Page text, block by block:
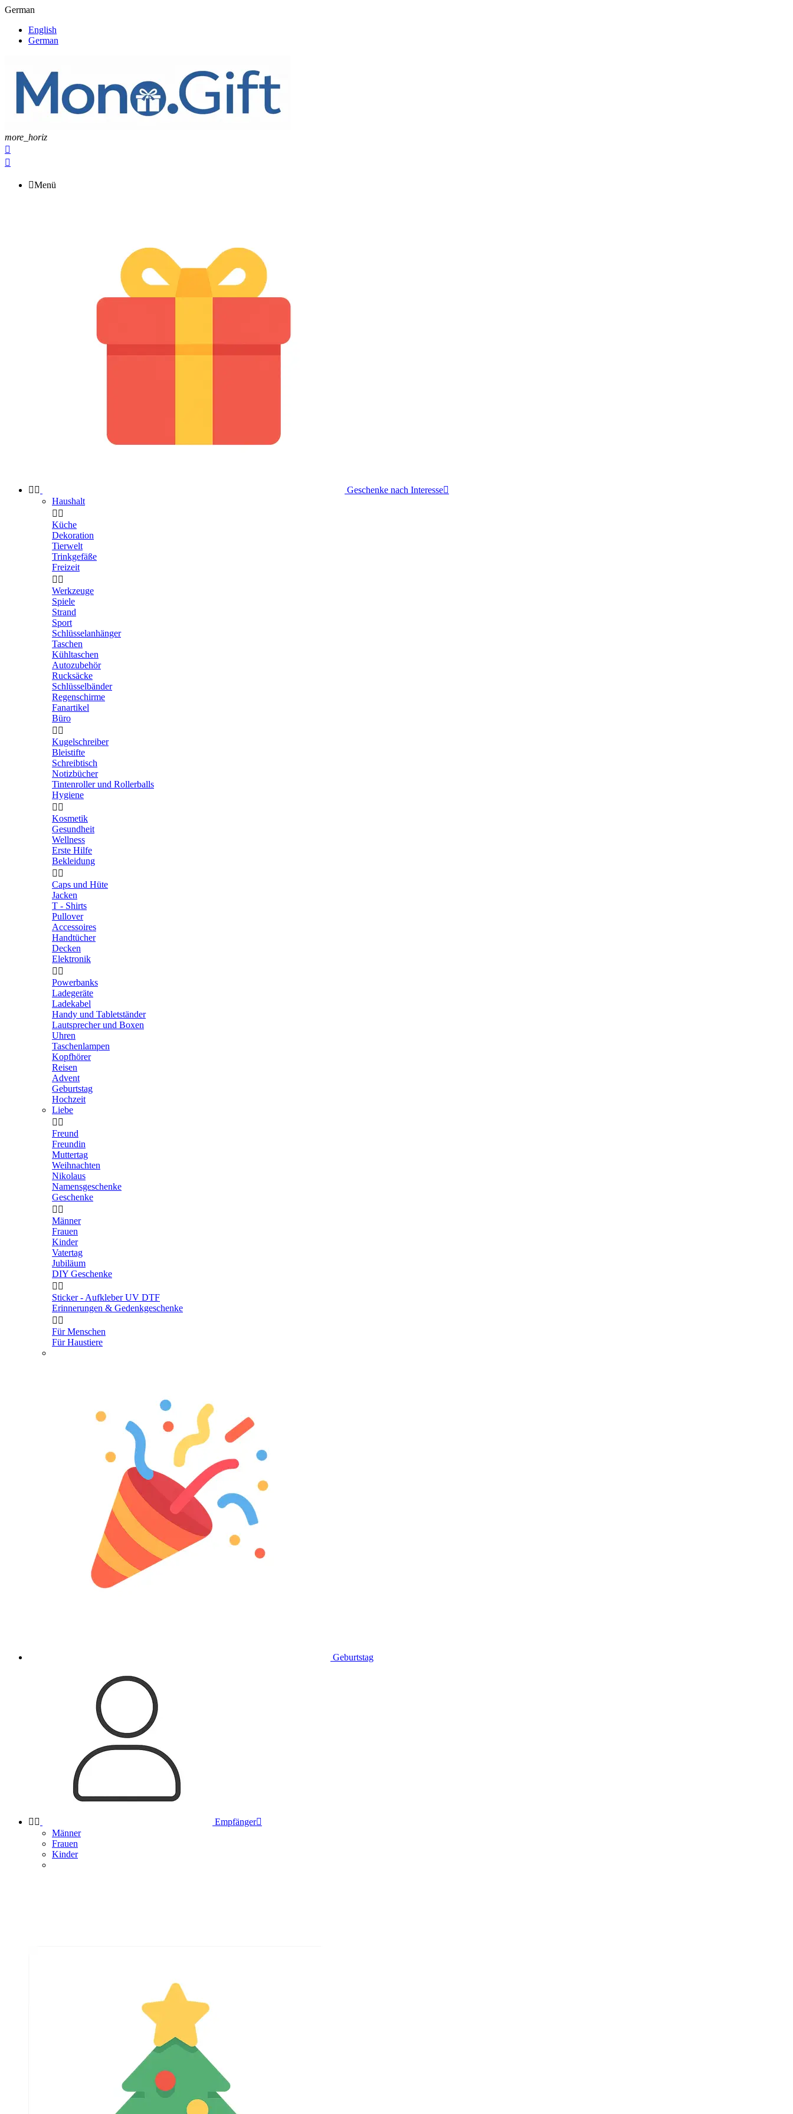
German
English
German
more_horiz


Menü
  Geschenke nach Interesse
Haushalt
 
Küche
Dekoration
Tierwelt
Trinkgefäße
Freizeit
 
Werkzeuge
Spiele
Strand
Sport
Schlüsselanhänger
Taschen
Kühltaschen
Autozubehör
Rucksäcke
Schlüsselbänder
Regenschirme
Fanartikel
Büro
 
Kugelschreiber
Bleistifte
Schreibtisch
Notizbücher
Tintenroller und Rollerballs
Hygiene
 
Kosmetik
Gesundheit
Wellness
Erste Hilfe
Bekleidung
 
Caps und Hüte
Jacken
T - Shirts
Pullover
Accessoires
Handtücher
Decken
Elektronik
 
Powerbanks
Ladegeräte
Ladekabel
Handy und Tabletständer
Lautsprecher und Boxen
Uhren
Taschenlampen
Kopfhörer
Reisen
Advent
Geburtstag
Hochzeit
Liebe
 
Freund
Freundin
Muttertag
Weihnachten
Nikolaus
Namensgeschenke
Geschenke
 
Männer
Frauen
Kinder
Vatertag
Jubiläum
DIY Geschenke
 
Sticker - Aufkleber UV DTF
Erinnerungen & Gedenkgeschenke
 
Für Menschen
Für Haustiere
Geburtstag
  Empfänger
Männer
Frauen
Kinder